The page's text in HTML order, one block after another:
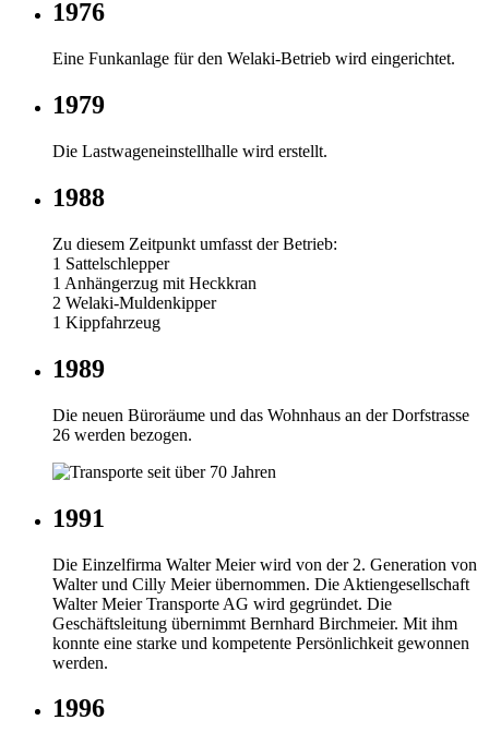
1976
Eine Funkanlage für den Welaki-Betrieb wird eingerichtet.
1979
Die Lastwageneinstellhalle wird erstellt.
1988
Zu diesem Zeitpunkt umfasst der Betrieb:
1 Sattelschlepper
1 Anhängerzug mit Heckkran
2 Welaki-Muldenkipper
1 Kippfahrzeug
1989
Die neuen Büroräume und das Wohnhaus an der Dorfstrasse
26 werden bezogen.
1991
Die Einzelfirma Walter Meier wird von der 2. Generation von
Walter und Cilly Meier übernommen. Die Aktiengesellschaft
Walter Meier Transporte AG wird gegründet. Die
Geschäftsleitung übernimmt Bernhard Birchmeier. Mit ihm
konnte eine starke und kompetente Persönlichkeit gewonnen
werden.
1996